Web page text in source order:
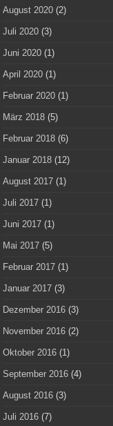
August 2020 (2)
Juli 2020 (3)
Juni 2020 (1)
April 2020 (1)
Februar 2020 (1)
März 2018 (5)
Februar 2018 (6)
Januar 2018 (12)
August 2017 (1)
Juli 2017 (1)
Juni 2017 (1)
Mai 2017 (5)
Februar 2017 (1)
Januar 2017 (3)
Dezember 2016 (3)
November 2016 (2)
Oktober 2016 (1)
September 2016 (4)
August 2016 (3)
Juli 2016 (7)